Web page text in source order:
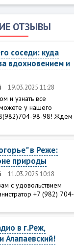
ОТЗЫВЫ
соседи: куда
вдохновением и
19.03.2025 11:28
и узнать все
у нашего
8(982)704-98-98! Ждем
в Реже:
природы
11.03.2025 10:18
с удовольствием
+7 (982) 704-
в г.Реж,
Алапаевский!